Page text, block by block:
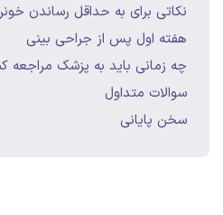
نکاتی برای به حداقل رساندن
هفته اول پس از جراحی بینی
چه زمانی باید به پزشک مراجعه
سوالات متداول
سخن پایانی